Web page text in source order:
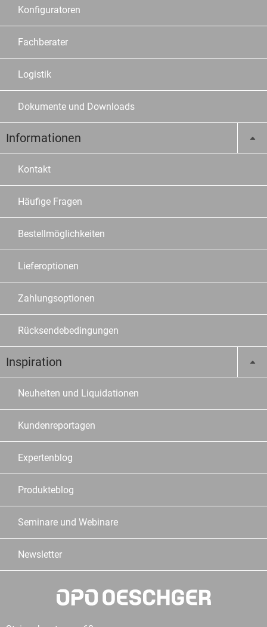
Konfiguratoren
Fachberater
Logistik
Dokumente und Downloads
Informationen
Kontakt
Häufige Fragen
Bestellmöglichkeiten
Lieferoptionen
Zahlungsoptionen
Rücksendebedingungen
Inspiration
Neuheiten und Liquidationen
Kundenreportagen
Expertenblog
Produkteblog
Seminare und Webinare
Newsletter